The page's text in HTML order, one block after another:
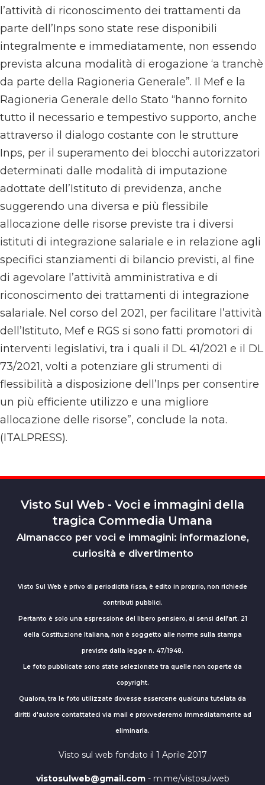
l’attività di riconoscimento dei trattamenti da
parte dell’Inps sono state rese disponibili
integralmente e immediatamente, non essendo
prevista alcuna modalità di erogazione ‘a tranchè
da parte della Ragioneria Generale”. Il Mef e la
Ragioneria Generale dello Stato “hanno fornito
tutto il necessario e tempestivo supporto, anche
attraverso il dialogo costante con le strutture
Inps, per il superamento dei blocchi autorizzatori
determinati dalle modalità di imputazione
adottate dell’Istituto di previdenza, anche
suggerendo una diversa e più flessibile
allocazione delle risorse previste tra i diversi
istituti di integrazione salariale e in relazione agli
specifici stanziamenti di bilancio previsti, al fine
di agevolare l’attività amministrativa e di
riconoscimento dei trattamenti di integrazione
salariale. Nel corso del 2021, per facilitare l’attività
dell’Istituto, Mef e RGS si sono fatti promotori di
interventi legislativi, tra i quali il DL 41/2021 e il DL
73/2021, volti a potenziare gli strumenti di
flessibilità a disposizione dell’Inps per consentire
un più efficiente utilizzo e una migliore
allocazione delle risorse”, conclude la nota.
(ITALPRESS).
Visto Sul Web - Voci e immagini della
tragica Commedia Umana
Almanacco per voci e immagini: informazione,
curiosità e divertimento
Visto Sul Web è privo di periodicità fissa, è edito in proprio, non richiede
contributi pubblici.
Pertanto è solo una espressione del libero pensiero, ai sensi dell’art. 21
della Costituzione Italiana, non è soggetto alle norme sulla stampa
previste dalla legge n. 47/1948.
Le foto pubblicate sono state selezionate tra quelle non coperte da
copyright.
Qualora, tra le foto utilizzate dovesse essercene qualcuna tutelata da
diritti d'autore contattateci via mail e provvederemo immediatamente ad
eliminarla.
Visto sul web fondato il 1 Aprile 2017
vistosulweb@gmail.com- m.me/vistosulweb